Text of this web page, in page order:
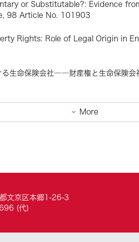
or Substitutable?: Evidence
98 Article No. 101903
Rights: Role of Legal Origin in
る生命保険会社――財産権と生命保険
More
文京区本郷1-26-3
(代)